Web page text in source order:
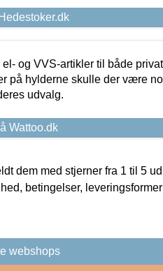
og VVS-artikler til både
på hylderne skulle der være
udvalg.
Wattoo.dk
dem med stjerner fra 1 til 5
betingelser,
webshops